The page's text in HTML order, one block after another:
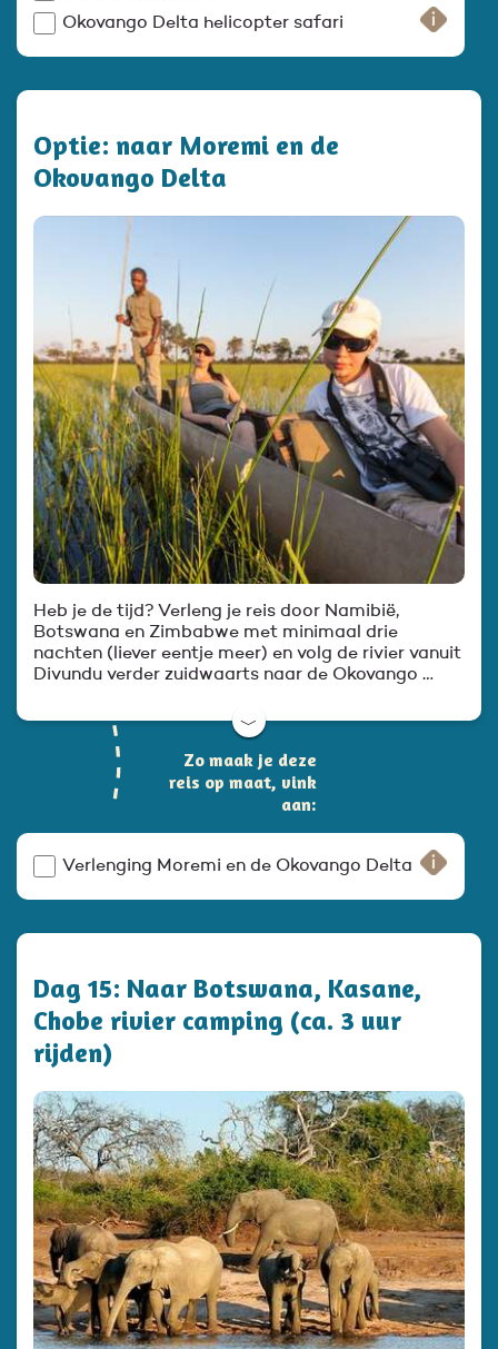
Okovango Delta helicopter safari
Optie: naar Moremi en de
Okovango Delta
Heb je de tijd? Verleng je reis door Namibië,
Botswana en Zimbabwe met minimaal drie
nachten (liever eentje meer) en volg de rivier vanuit
Divundu verder zuidwaarts naar de Okovango …
﹀
Zo maak je deze
reis op maat, vink
aan:
Verlenging Moremi en de Okovango Delta
Dag 15: Naar Botswana, Kasane,
Chobe rivier camping (ca. 3 uur
rijden)